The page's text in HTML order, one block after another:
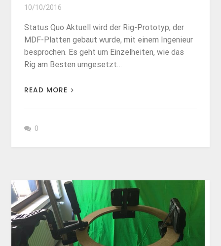
10/10/2016
Status Quo Aktuell wird der Rig-Prototyp, der
MDF-Platten gebaut wurde, mit einem Ingenieur
besprochen. Es geht um Einzelheiten, wie das
Rig am Besten umgesetzt…
READ MORE
0